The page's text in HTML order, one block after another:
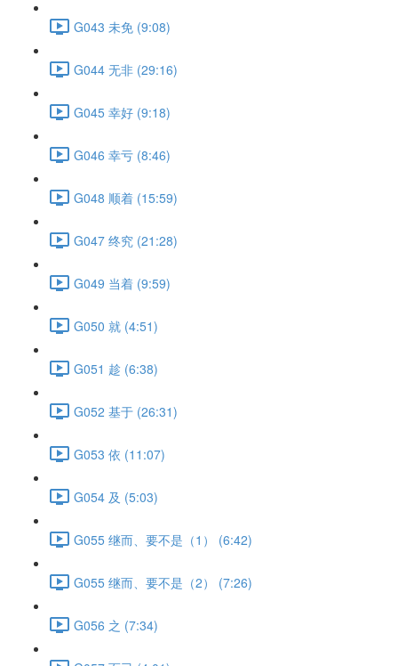
G043 未免 (9:08)
G044 无非 (29:16)
G045 幸好 (9:18)
G046 幸亏 (8:46)
G048 顺着 (15:59)
G047 终究 (21:28)
G049 当着 (9:59)
G050 就 (4:51)
G051 趁 (6:38)
G052 基于 (26:31)
G053 依 (11:07)
G054 及 (5:03)
G055 继而、要不是（1） (6:42)
G055 继而、要不是（2） (7:26)
G056 之 (7:34)